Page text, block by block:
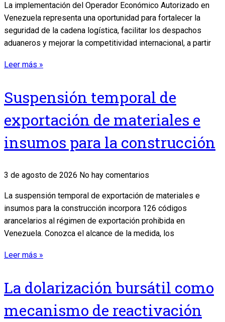
La implementación del Operador Económico Autorizado en
Venezuela representa una oportunidad para fortalecer la
seguridad de la cadena logística, facilitar los despachos
aduaneros y mejorar la competitividad internacional, a partir
Leer más »
Suspensión temporal de
exportación de materiales e
insumos para la construcción
3 de agosto de 2026 No hay comentarios
La suspensión temporal de exportación de materiales e
insumos para la construcción incorpora 126 códigos
arancelarios al régimen de exportación prohibida en
Venezuela. Conozca el alcance de la medida, los
Leer más »
La dolarización bursátil como
mecanismo de reactivación